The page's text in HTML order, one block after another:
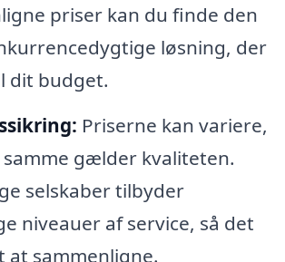
priser kan du finde den
løsning, der
dit budget.
Priserne kan variere,
gælder kvaliteten.
selskaber tilbyder
niveauer af service, så det
at sammenligne.